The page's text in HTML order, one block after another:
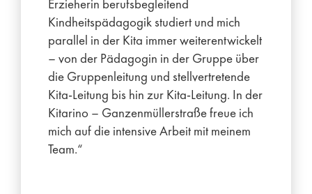
Erzieherin berufsbegleitend
Kindheitspädagogik studiert und mich
parallel in der Kita immer weiterentwickelt
– von der Pädagogin in der Gruppe über
die Gruppenleitung und stellvertretende
Kita-Leitung bis hin zur Kita-Leitung. In der
Kitarino – Ganzenmüllerstraße freue ich
mich auf die intensive Arbeit mit meinem
Team.“